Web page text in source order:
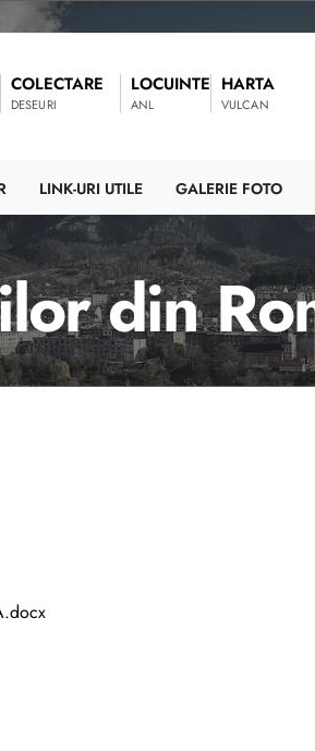
COLECTARE
DESEURI
LOCUINTE
ANL
HARTA
VULCAN
LINK-URI UTILE GALERIE FOTO
din